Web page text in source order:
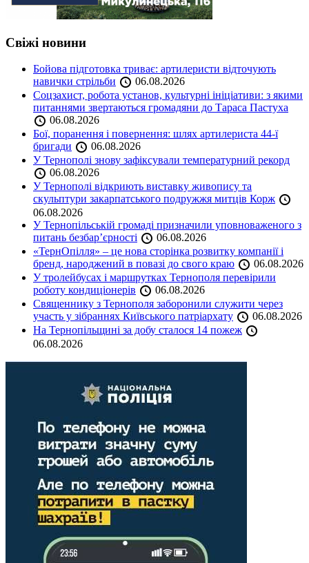
Свіжі новини
Бойова підготовка триває: артилеристи відточують
навички стрільби
06.08.2026
Соцзахист, робота установ, культурні ініціативи: з якими
питаннями звертаються громадяни до Тараса Пастуха
06.08.2026
Бої, поранення і повернення: шлях артилериста 44-ї
бригади
06.08.2026
У Тернополі знову зафіксували температурний рекорд
06.08.2026
У Тернополі відкриють виставку живопису та
скульптури закарпатського подружжя митців Корж
06.08.2026
У Тернопільській громаді призначили уповноваженого з
питань безбар’єрності
06.08.2026
«ТернОпілля» – це нова сторінка розвитку компанії і
бренд, народжений в повазі до свого краю
06.08.2026
У тролейбусах і маршрутках Тернополя перевірили
роботу кондиціонерів
06.08.2026
Священнику з Тернополя заборонили служити через
участь у зібраннях Київського патріархату
06.08.2026
На Тернопільщині за добу сталося 14 пожеж
06.08.2026